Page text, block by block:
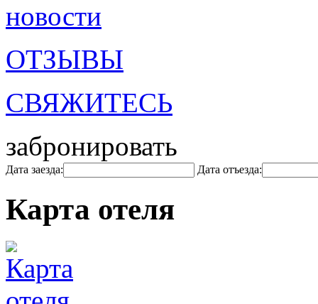
новости
ОТЗЫВЫ
СВЯЖИТЕСЬ
забронировать
Дата заезда: Дата отъезда:
Карта отеля